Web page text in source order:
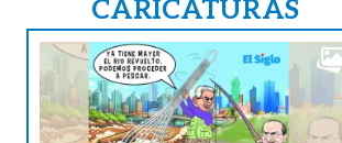
CARICATURAS